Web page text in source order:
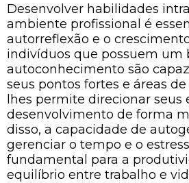
Desenvolver habilidades
ambiente profissional é
autorreflexão e o
indivíduos que possuem um
autoconhecimento são
seus pontos fortes e áreas
lhes permite direcionar seus
desenvolvimento de forma
disso, a capacidade de
gerenciar o tempo e o
fundamental para a
equilíbrio entre trabalho e